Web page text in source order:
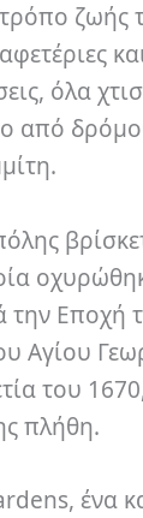
ζωής
όλα
από
Εποχή
Αγίου
του
πλήθη.
ένα